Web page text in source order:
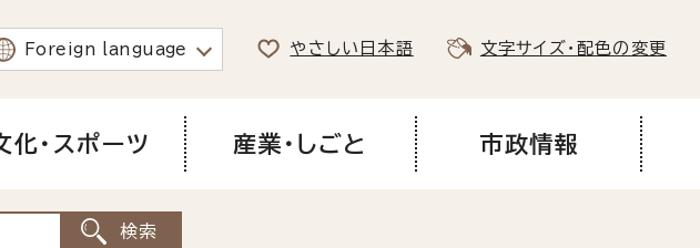
Foreign language やさしい日本語 文字サイズ・配色の変更
化・スポーツ 産業・しごと 市政情報